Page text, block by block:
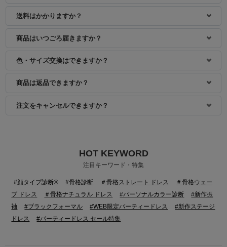
送料はかかりますか？
商品はいつごろ届きますか？
色・サイズ交換はできますか？
商品は返品できますか？
注文をキャンセルできますか？
HOT KEYWORD
注目キーワード・特集
#顔タイプ診断® #骨格診断 ＃骨格ストレート ドレス
＃骨格ウェー
ブ ドレス
＃骨格ナチュラル ドレス #パーソナルカラー診断
#新作振
袖
#ブラックフォーマル #WEB限定パーティードレス
#新作ステージ
ドレス
#パーティードレス セール特集